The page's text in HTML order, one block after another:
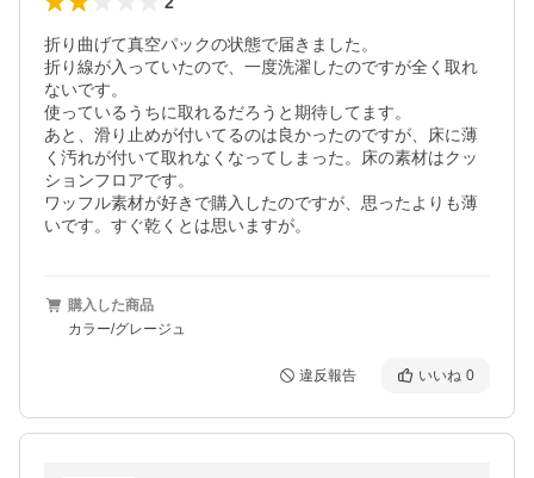
折り曲げて真空パックの状態で届きました。
折り線が入っていたので、一度洗濯したのですが全く取れ
ないです。
使っているうちに取れるだろうと期待してます。
あと、滑り止めが付いてるのは良かったのですが、床に薄
く汚れが付いて取れなくなってしまった。床の素材はクッ
ションフロアです。
ワッフル素材が好きで購入したのですが、思ったよりも薄
いです。すぐ乾くとは思いますが。
購入した商品
カラー/グレージュ
違反報告 いいね 0